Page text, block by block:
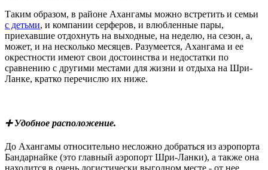
Таким образом, в районе Ахангамы можно встретить и семьи
с детьми, и компании серферов, и влюбленные пары,
приехавшие отдохнуть на выходные, на неделю, на сезон, а,
может, и на несколько месяцев. Разумеется, Ахангама и ее
окрестности имеют свои достоинства и недостатки по
сравнению с другими местами для жизни и отдыха на Шри-
Ланке, кратко перечислю их ниже.
➕ Удобное расположение.
До Ахангамы относительно несложно добраться из аэропорта
Бандарнайке (это главный аэропорт Шри-Ланки), а также она
находится в очень логистически выгодном месте - от нее